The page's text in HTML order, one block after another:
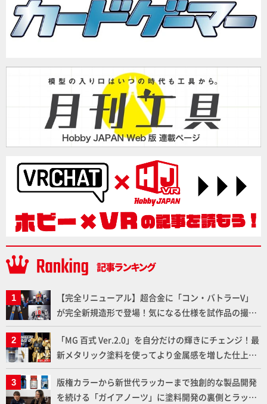
【完全リニューアル】超合金に「コン・バトラーV」
が完全新規造形で登場！気になる仕様を試作品の撮り
下ろしでご紹介!!さらに「大鉄人17」＆「ワンエイ
ト」セット情報もお届け！【超合金の魂】
「MG 百式 Ver.2.0」を自分だけの輝きにチェンジ！最
新メタリック塗料を使ってより金属感を増した仕上が
りに!!【試し読み】
版権カラーから新世代ラッカーまで独創的な製品開発
を続ける「ガイアノーツ」に塗料開発の裏側とラッカ